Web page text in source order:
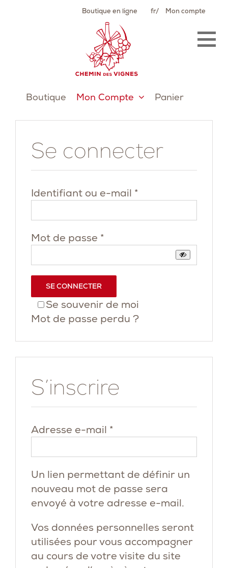
Boutique en ligne fr Mon compte
Boutique Mon Compte Panier
Se connecter
Identifiant ou e-mail *
Mot de passe *
Se souvenir de moi
SE CONNECTER
Mot de passe perdu ?
S’inscrire
Adresse e-mail *
Un lien permettant de définir un
nouveau mot de passe sera
envoyé à votre adresse e-mail.
Vos données personnelles seront
utilisées pour vous accompagner
au cours de votre visite du site